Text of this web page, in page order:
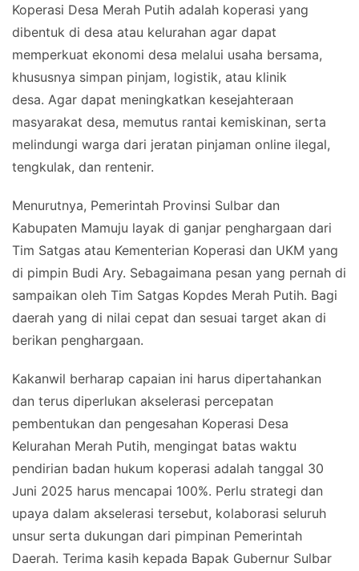
Koperasi Desa Merah Putih adalah koperasi yang
dibentuk di desa atau kelurahan agar dapat
memperkuat ekonomi desa melalui usaha bersama,
khususnya simpan pinjam, logistik, atau klinik
desa. Agar dapat meningkatkan kesejahteraan
masyarakat desa, memutus rantai kemiskinan, serta
melindungi warga dari jeratan pinjaman online ilegal,
tengkulak, dan rentenir.
Menurutnya, Pemerintah Provinsi Sulbar dan
Kabupaten Mamuju layak di ganjar penghargaan dari
Tim Satgas atau Kementerian Koperasi dan UKM yang
di pimpin Budi Ary. Sebagaimana pesan yang pernah di
sampaikan oleh Tim Satgas Kopdes Merah Putih. Bagi
daerah yang di nilai cepat dan sesuai target akan di
berikan penghargaan.
Kakanwil berharap capaian ini harus dipertahankan
dan terus diperlukan akselerasi percepatan
pembentukan dan pengesahan Koperasi Desa
Kelurahan Merah Putih, mengingat batas waktu
pendirian badan hukum koperasi adalah tanggal 30
Juni 2025 harus mencapai 100%. Perlu strategi dan
upaya dalam akselerasi tersebut, kolaborasi seluruh
unsur serta dukungan dari pimpinan Pemerintah
Daerah. Terima kasih kepada Bapak Gubernur Sulbar